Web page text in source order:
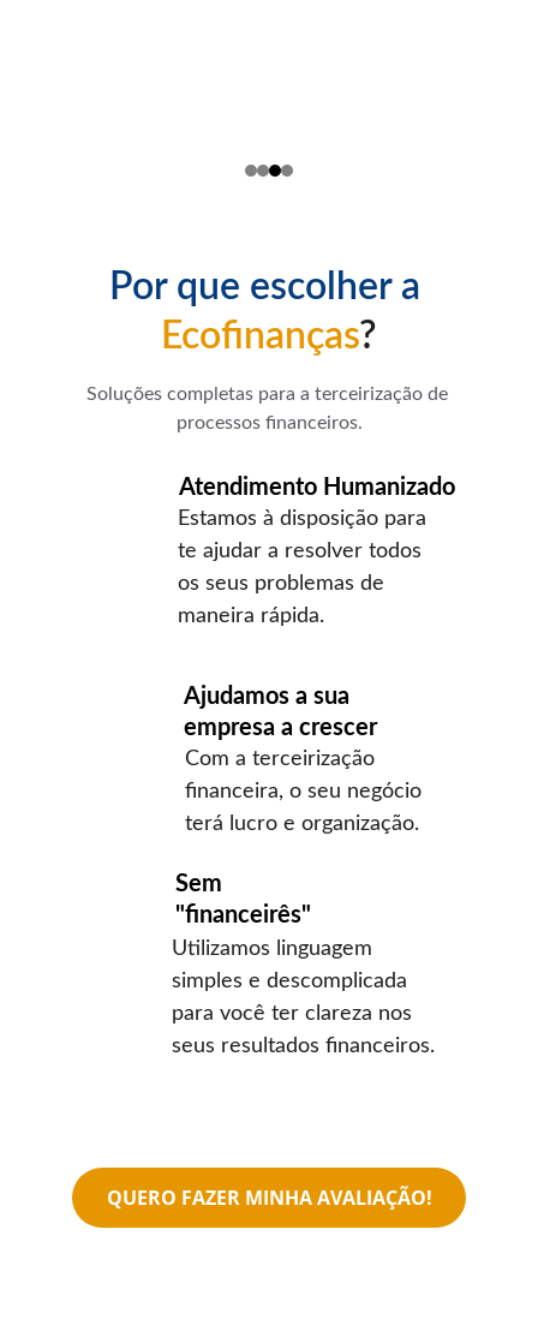
Por que escolher a
Ecofinanças?
Soluções completas para a terceirização de
processos financeiros.
Atendimento Humanizado
Estamos à disposição para
te ajudar a resolver todos
os seus problemas de
maneira rápida.
Ajudamos a sua
empresa a crescer
Com a terceirização
financeira, o seu negócio
terá lucro e organização.
Sem
"financeirês"
Utilizamos linguagem
simples e descomplicada
para você ter clareza nos
seus resultados financeiros.
QUERO FAZER MINHA AVALIAÇÃO!